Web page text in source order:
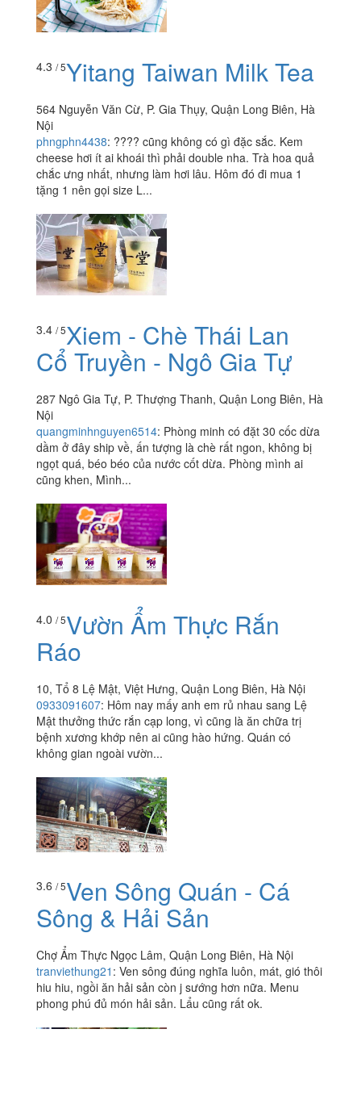
4.3 / 5Yitang Taiwan Milk Tea
564 Nguyễn Văn Cừ, P. Gia Thụy, Quận Long Biên, Hà
Nội
phngphn4438: ???? cũng không có gì đặc sắc. Kem
cheese hơi ít ai khoái thì phải double nha. Trà hoa quả
chắc ưng nhất, nhưng làm hơi lâu. Hôm đó đi mua 1
tặng 1 nên gọi size L...
3.4 / 5Xiem - Chè Thái Lan
Cổ Truyền - Ngô Gia Tự
287 Ngô Gia Tự, P. Thượng Thanh, Quận Long Biên, Hà
Nội
quangminhnguyen6514: Phòng minh có đặt 30 cốc dừa
dầm ở đây ship về, ấn tượng là chè rất ngon, không bị
ngọt quá, béo béo của nước cốt dừa. Phòng mình ai
cũng khen, Mình...
4.0 / 5Vườn Ẩm Thực Rắn
Ráo
10, Tổ 8 Lệ Mật, Việt Hưng, Quận Long Biên, Hà Nội
0933091607: Hôm nay mấy anh em rủ nhau sang Lệ
Mật thưởng thức rắn cạp long, vì cũng là ăn chữa trị
bệnh xương khớp nên ai cũng hào hứng. Quán có
không gian ngoài vườn...
3.6 / 5Ven Sông Quán - Cá
Sông & Hải Sản
Chợ Ẩm Thực Ngọc Lâm, Quận Long Biên, Hà Nội
tranviethung21 : Ven sông đúng nghĩa luôn, mát, gió thôi
hiu hiu, ngồi ăn hải sản còn j sướng hơn nữa. Menu
phong phú đủ món hải sản. Lẩu cũng rất ok.